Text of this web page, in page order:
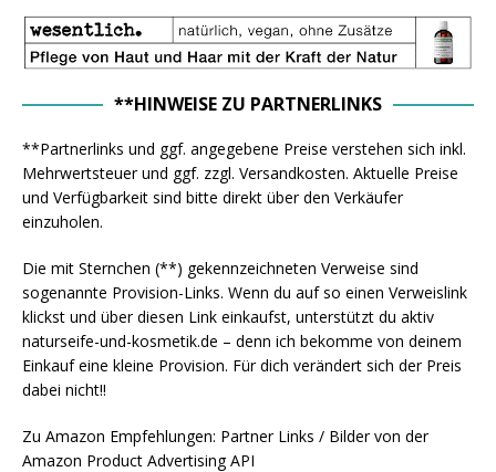
**HINWEISE ZU PARTNERLINKS
**Partnerlinks und ggf. angegebene Preise verstehen sich inkl.
Mehrwertsteuer und ggf. zzgl. Versandkosten. Aktuelle Preise
und Verfügbarkeit sind bitte direkt über den Verkäufer
einzuholen.
Die mit Sternchen (**) gekennzeichneten Verweise sind
sogenannte Provision-Links. Wenn du auf so einen Verweislink
klickst und über diesen Link einkaufst, unterstützt du aktiv
naturseife-und-kosmetik.de – denn ich bekomme von deinem
Einkauf eine kleine Provision. Für dich verändert sich der Preis
dabei nicht!!
Zu Amazon Empfehlungen: Partner Links / Bilder von der
Amazon Product Advertising API